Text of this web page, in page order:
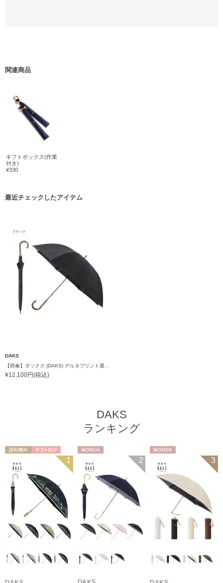
関連商品
ギフトボックス(作業
付き)
¥330
最近チェックしたアイテム
DAKS
¥12,100円(税込)
DAKS
ランキング
ギフト向け
WOMEN
1 2 3